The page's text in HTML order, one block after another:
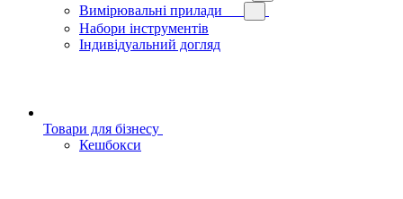
Вимірювальні прилади
Набори інструментів
Індивідуальний догляд
Товари для бізнесу
Кешбокси